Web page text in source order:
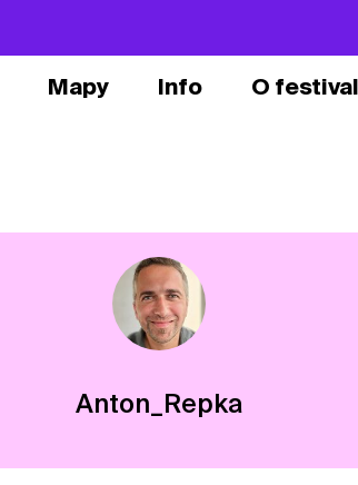
Mapy Info O
Anton_Repka